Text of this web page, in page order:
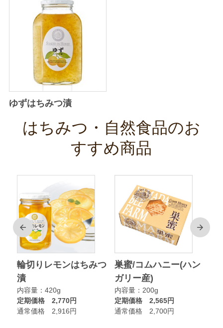
ゆずはちみつ漬
はちみつ・自然食品のお
すすめ商品
前
輪切りレモンはちみつ
漬
内容量：420g
定期価格 2,770円
通常価格 2,916円
巣蜜/コムハニー(ハン
ガリー産)
内容量：200g
定期価格 2,565円
通常価格 2,700円
次